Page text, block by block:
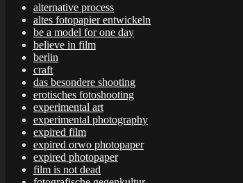
alternative process
altes fotopapier entwickeln
be a model for one day
believe in film
berlin
craft
das besondere shooting
erotisches fotoshooting
experimental art
experimental photography
expired film
expired orwo photopaper
expired photopaper
film is not dead